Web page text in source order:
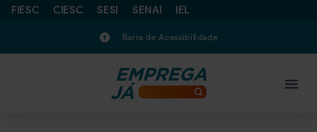
FIESC CIESC SESI SENAI IEL
Barra de Acessibilidade